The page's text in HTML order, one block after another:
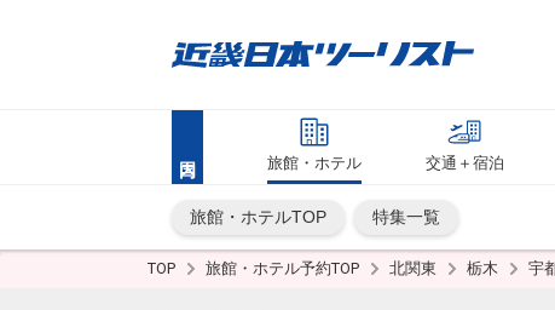
旅館・ホテル 交通＋宿泊
旅館・ホテルTOP 特集一覧
TOP 旅館・ホテル予約TOP 北関東 栃木 宇